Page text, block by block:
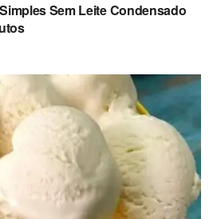
Sem Leite Condensado